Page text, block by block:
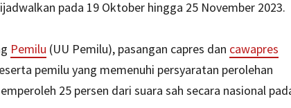
pada 19 Oktober hingga 25 November 2023.
Pemilu (UU Pemilu), pasangan capres dan cawapres
pemilu yang memenuhi persyaratan perolehan
25 persen dari suara sah secara nasional